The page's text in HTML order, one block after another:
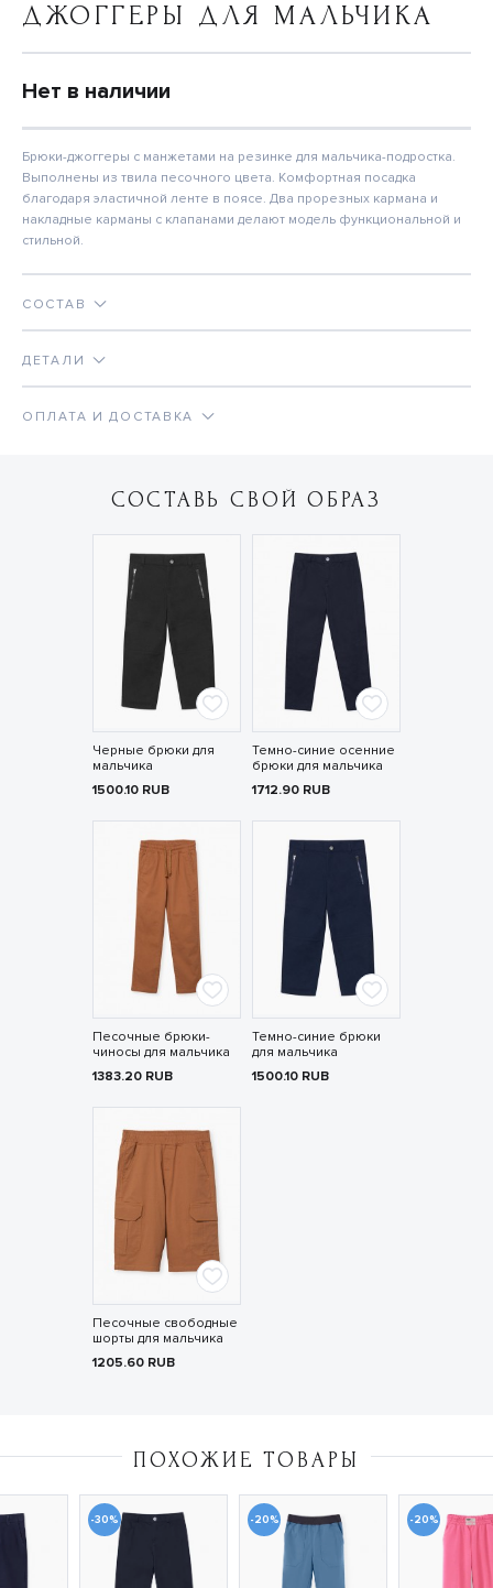
ДЖОГГЕРЫ ДЛЯ МАЛЬЧИКА
Нет в наличии
Брюки-джоггеры с манжетами на резинке для мальчика-подростка.
Выполнены из твила песочного цвета. Комфортная посадка
благодаря эластичной ленте в поясе. Два прорезных кармана и
накладные карманы с клапанами делают модель функциональной и
стильной.
СОСТАВ
ДЕТАЛИ
ОПЛАТА И ДОСТАВКА
СОСТАВЬ СВОЙ ОБРАЗ
Черные брюки для
мальчика
1500.10 RUB
Темно-синие осенние
брюки для мальчика
1712.90 RUB
Песочные брюки-
чиносы для мальчика
1383.20 RUB
Темно-синие брюки
для мальчика
1500.10 RUB
Песочные свободные
шорты для мальчика
1205.60 RUB
ПОХОЖИЕ ТОВАРЫ
-30% -20% -20%